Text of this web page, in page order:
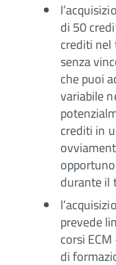
di 50
crediti
senza
che puoi
variabile
crediti in
durante il
prevede
corsi
di